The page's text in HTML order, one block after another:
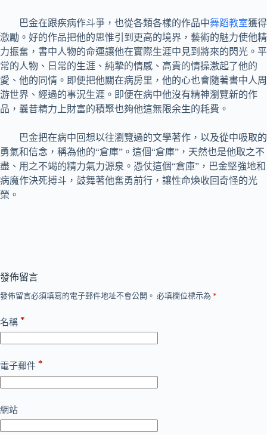
巴金在跟疾病作斗爭，也從各類各樣的作品中舞蹈教室獲得
激勵。好的作品把他的思惟引到更高的境界，藝術的魅力使他精
力振奮，書中人物的命運讓他在實際生涯中見到將來的閃光。平
常的人物、日常的生涯、純摯的情感、高貴的情操激起了他的
愛、他的同情。即便把他關在病房里，他的心也會隨著書中人周
游世界、經過的事況生涯。即便在病中他沒有精神瀏覽新的作
品，曩昔精力上財富的積聚也夠他這無限余生的耗費。
巴金把在病中回想以往瀏覽過的文學著作，以及從中吸取的
勇氣和信念，稱為他的“倉庫”。這個“倉庫”，天然也是他取之不
盡、用之不竭的精力氣力源泉。憑仗這個“倉庫”，巴金堅強地和
病魔作決死搏斗，鼓舞著他奮勇前行，讓性命煥收回奇怪的光
榮。
發佈留言
發佈留言必須填寫的電子郵件地址不會公開。 必填欄位標示為 *
名稱 *
電子郵件 *
網站